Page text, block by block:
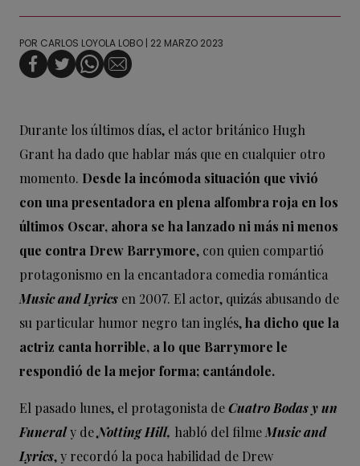
POR CARLOS LOYOLA LOBO | 22 MARZO 2023
Durante los últimos días, el actor británico Hugh
Grant ha dado que hablar más que en cualquier otro
momento. Desde la incómoda situación que vivió
con una presentadora en plena alfombra roja en los
últimos Oscar, ahora se ha lanzado ni más ni menos
que contra Drew Barrymore, con quien compartió
protagonismo en la encantadora comedia romántica
Music and Lyrics en 2007. El actor, quizás abusando de
su particular humor negro tan inglés,ha dicho que la
actriz canta horrible, a lo que Barrymore le
respondió de la mejor forma; cantándole.
El pasado lunes, el protagonista deCuatro Bodas y un
Funeraly deNotting Hill, habló del filme Music and
Lyrics, y recordó la poca habilidad de Drew